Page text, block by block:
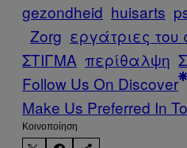
gezondheid huisarts
Zorg εργάτριες του
ΣΤΙΓΜΑ περίθαλψη
Follow Us On Discover
Make Us Preferred In
Kοινοποίηση